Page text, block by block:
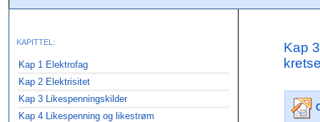
KAPITTEL:
Kap 1 Elektrofag
Kap 2 Elektrisitet
Kap 3 Likespenningskilder
Kap 4 Likespenning og likestrøm
Kap